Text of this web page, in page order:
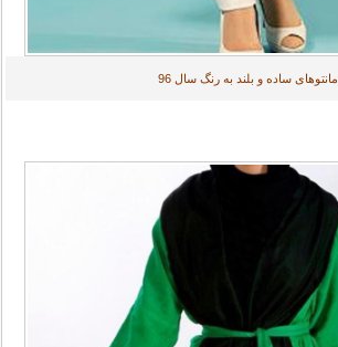
مانتوهای ساده و بلند به رنگ سال 96